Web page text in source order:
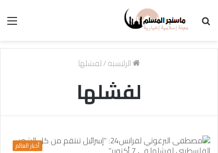
الرئيسية/لفشلها
لفشلها
أخبار العالم